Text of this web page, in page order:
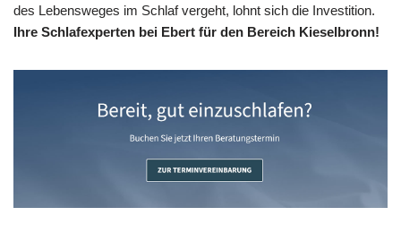
des Lebensweges im Schlaf vergeht, lohnt sich die Investition.
Ihre Schlafexperten bei Ebert für den Bereich Kieselbronn!